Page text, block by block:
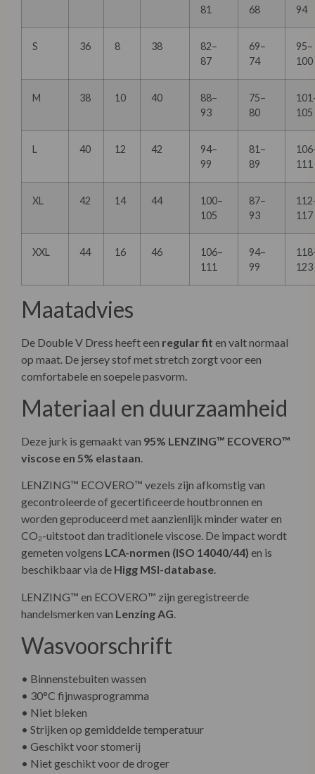
81
68
94
S 36 8 38
82–
87
69–
74
95–
100
M 38 10 40
88–
93
75–
80
105
L 40 12 42
94–
99
81–
89
111
XL 42 14 44
100–
105
87–
93
117
XXL 44 16 46
106–
111
94–
99
123
Maatadvies
De Double V Dress heeft een regular fit en valt normaal
op maat. De jersey stof met stretch zorgt voor een
comfortabele en soepele pasvorm.
Materiaal en duurzaamheid
Deze jurk is gemaakt van 95% LENZING™ ECOVERO™
viscose en 5% elastaan.
LENZING™ ECOVERO™ vezels zijn afkomstig van
gecontroleerde of gecertificeerde houtbronnen en
worden geproduceerd met aanzienlijk minder water en
CO₂-uitstoot dan traditionele viscose. De impact wordt
gemeten volgens LCA-normen (ISO 14040/44) en is
beschikbaar via de Higg MSI-database.
LENZING™ en ECOVERO™ zijn geregistreerde
handelsmerken van Lenzing AG.
Wasvoorschrift
• Binnenstebuiten wassen
• 30°C fijnwasprogramma
• Niet bleken
• Strijken op gemiddelde temperatuur
• Geschikt voor stomerij
• Niet geschikt voor de droger